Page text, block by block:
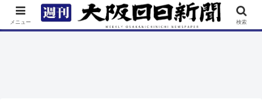
TOP 特集 ニュース 連載 街ネタ イベント
メニュー 検索